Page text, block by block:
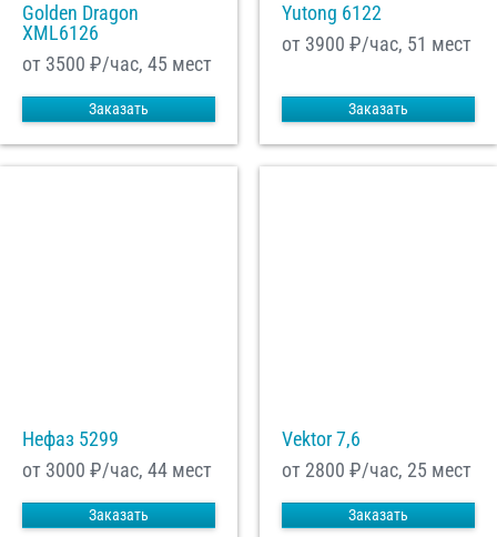
Golden Dragon
XML6126
от 3500 ₽/час, 45 мест
Заказать
Yutong 6122
от 3900 ₽/час, 51 мест
Заказать
Нефаз 5299
от 3000 ₽/час, 44 мест
Заказать
Vektor 7,6
от 2800 ₽/час, 25 мест
Заказать